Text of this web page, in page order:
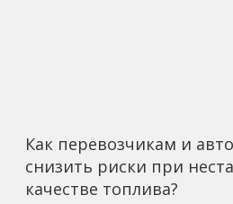
Как перевозчикам и
снизить риски при
качестве топлива?